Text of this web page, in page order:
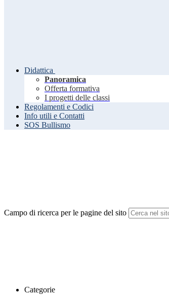
Didattica
Panoramica
Offerta formativa
I progetti delle classi
Regolamenti e Codici
Info utili e Contatti
SOS Bullismo
Campo di ricerca per le pagine del sito
Categorie